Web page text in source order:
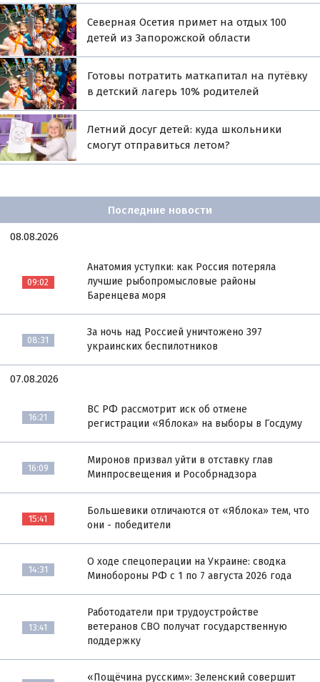
Северная Осетия примет на отдых 100
детей из Запорожской области
Готовы потратить маткапитал на путёвку
в детский лагерь 10% родителей
Летний досуг детей: куда школьники
смогут отправиться летом?
Последние новости
08.08.2026
09:02
Анатомия уступки: как Россия потеряла
лучшие рыбопромысловые районы
Баренцева моря
08:31
За ночь над Россией уничтожено 397
украинских беспилотников
07.08.2026
16:21
ВС РФ рассмотрит иск об отмене
регистрации «Яблока» на выборы в Госдуму
16:09
Миронов призвал уйти в отставку глав
Минпросвещения и Рособрнадзора
15:41
Большевики отличаются от «Яблока» тем, что
они - победители
14:31
О ходе спецоперации на Украине: сводка
Минобороны РФ с 1 по 7 августа 2026 года
13:41
Работодатели при трудоустройстве
ветеранов СВО получат государственную
поддержку
«Пощёчина русским»: Зеленский совершит